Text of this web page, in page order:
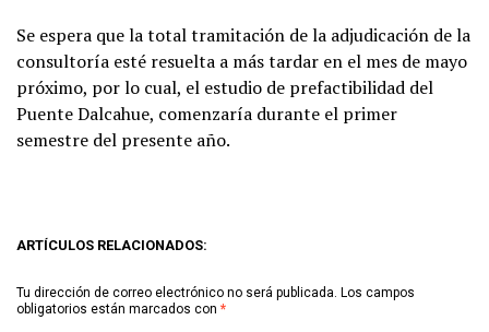
Se espera que la total tramitación de la adjudicación de la
consultoría esté resuelta a más tardar en el mes de mayo
próximo, por lo cual, el estudio de prefactibilidad del
Puente Dalcahue, comenzaría durante el primer
semestre del presente año.
ARTÍCULOS RELACIONADOS:
Tu dirección de correo electrónico no será publicada. Los campos
obligatorios están marcados con *